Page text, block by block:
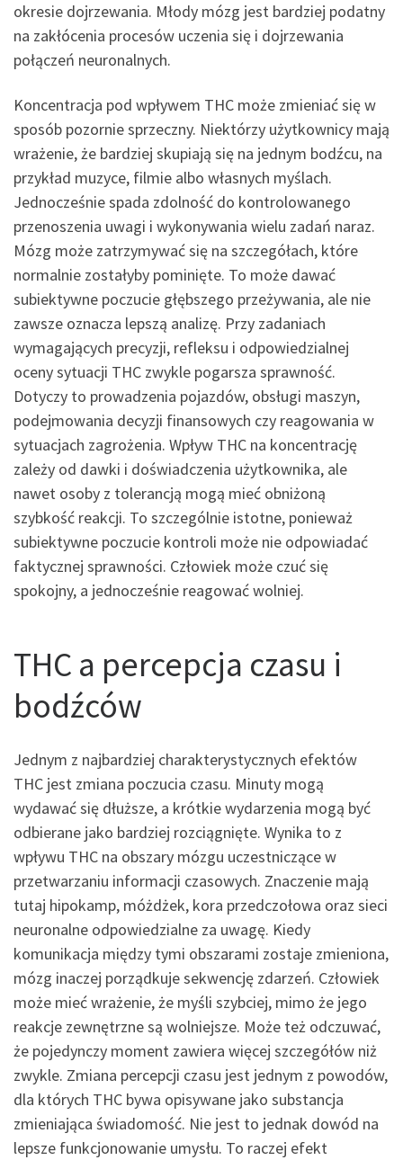
okresie dojrzewania. Młody mózg jest bardziej podatny
na zakłócenia procesów uczenia się i dojrzewania
połączeń neuronalnych.
Koncentracja pod wpływem THC może zmieniać się w
sposób pozornie sprzeczny. Niektórzy użytkownicy mają
wrażenie, że bardziej skupiają się na jednym bodźcu, na
przykład muzyce, filmie albo własnych myślach.
Jednocześnie spada zdolność do kontrolowanego
przenoszenia uwagi i wykonywania wielu zadań naraz.
Mózg może zatrzymywać się na szczegółach, które
normalnie zostałyby pominięte. To może dawać
subiektywne poczucie głębszego przeżywania, ale nie
zawsze oznacza lepszą analizę. Przy zadaniach
wymagających precyzji, refleksu i odpowiedzialnej
oceny sytuacji THC zwykle pogarsza sprawność.
Dotyczy to prowadzenia pojazdów, obsługi maszyn,
podejmowania decyzji finansowych czy reagowania w
sytuacjach zagrożenia. Wpływ THC na koncentrację
zależy od dawki i doświadczenia użytkownika, ale
nawet osoby z tolerancją mogą mieć obniżoną
szybkość reakcji. To szczególnie istotne, ponieważ
subiektywne poczucie kontroli może nie odpowiadać
faktycznej sprawności. Człowiek może czuć się
spokojny, a jednocześnie reagować wolniej.
THC a percepcja czasu i
bodźców
Jednym z najbardziej charakterystycznych efektów
THC jest zmiana poczucia czasu. Minuty mogą
wydawać się dłuższe, a krótkie wydarzenia mogą być
odbierane jako bardziej rozciągnięte. Wynika to z
wpływu THC na obszary mózgu uczestniczące w
przetwarzaniu informacji czasowych. Znaczenie mają
tutaj hipokamp, móżdżek, kora przedczołowa oraz sieci
neuronalne odpowiedzialne za uwagę. Kiedy
komunikacja między tymi obszarami zostaje zmieniona,
mózg inaczej porządkuje sekwencję zdarzeń. Człowiek
może mieć wrażenie, że myśli szybciej, mimo że jego
reakcje zewnętrzne są wolniejsze. Może też odczuwać,
że pojedynczy moment zawiera więcej szczegółów niż
zwykle. Zmiana percepcji czasu jest jednym z powodów,
dla których THC bywa opisywane jako substancja
zmieniająca świadomość. Nie jest to jednak dowód na
lepsze funkcjonowanie umysłu. To raczej efekt